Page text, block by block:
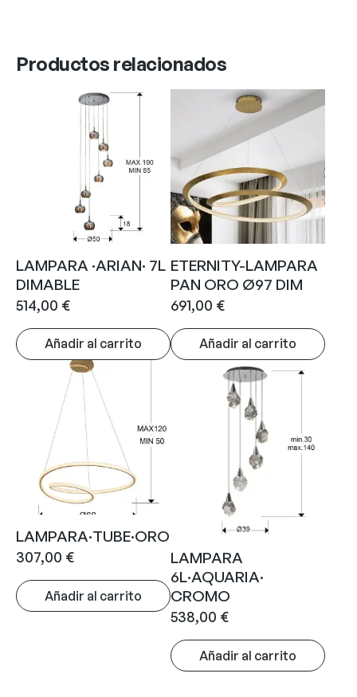
Productos relacionados
LAMPARA ·ARIAN· 7L
DIMABLE
514,00 €
Añadir al carrito
ETERNITY-LAMPARA
PAN ORO Ø97 DIM
691,00 €
Añadir al carrito
LAMPARA·TUBE·ORO
307,00 €
Añadir al carrito
LAMPARA
6L·AQUARIA·
CROMO
538,00 €
Añadir al carrito